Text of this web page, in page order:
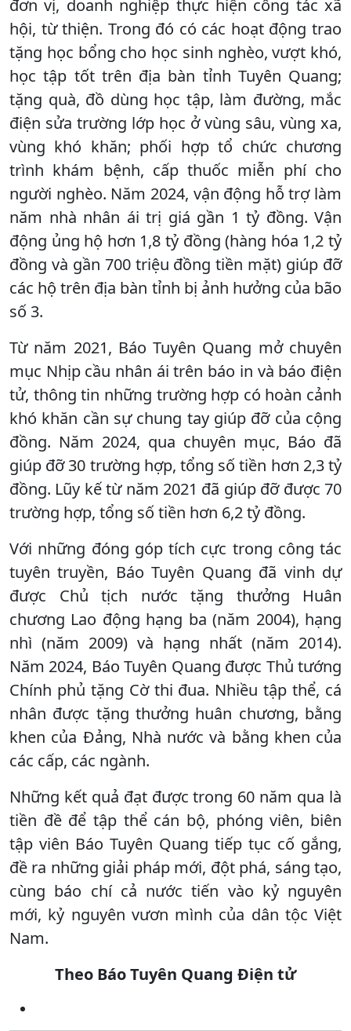
đơn vị, doanh nghiệp thực hiện công tác xã
hội, từ thiện. Trong đó có các hoạt động trao
tặng học bổng cho học sinh nghèo, vượt khó,
học tập tốt trên địa bàn tỉnh Tuyên Quang;
tặng quà, đồ dùng học tập, làm đường, mắc
điện sửa trường lớp học ở vùng sâu, vùng xa,
vùng khó khăn; phối hợp tổ chức chương
trình khám bệnh, cấp thuốc miễn phí cho
người nghèo. Năm 2024, vận động hỗ trợ làm
năm nhà nhân ái trị giá gần 1 tỷ đồng. Vận
động ủng hộ hơn 1,8 tỷ đồng (hàng hóa 1,2 tỷ
đồng và gần 700 triệu đồng tiền mặt) giúp đỡ
các hộ trên địa bàn tỉnh bị ảnh hưởng của bão
số 3.
Từ năm 2021, Báo Tuyên Quang mở chuyên
mục Nhịp cầu nhân ái trên báo in và báo điện
tử, thông tin những trường hợp có hoàn cảnh
khó khăn cần sự chung tay giúp đỡ của cộng
đồng. Năm 2024, qua chuyên mục, Báo đã
giúp đỡ 30 trường hợp, tổng số tiền hơn 2,3 tỷ
đồng. Lũy kế từ năm 2021 đã giúp đỡ được 70
trường hợp, tổng số tiền hơn 6,2 tỷ đồng.
Với những đóng góp tích cực trong công tác
tuyên truyền, Báo Tuyên Quang đã vinh dự
được Chủ tịch nước tặng thưởng Huân
chương Lao động hạng ba (năm 2004), hạng
nhì (năm 2009) và hạng nhất (năm 2014).
Năm 2024, Báo Tuyên Quang được Thủ tướng
Chính phủ tặng Cờ thi đua. Nhiều tập thể, cá
nhân được tặng thưởng huân chương, bằng
khen của Đảng, Nhà nước và bằng khen của
các cấp, các ngành.
Những kết quả đạt được trong 60 năm qua là
tiền đề để tập thể cán bộ, phóng viên, biên
tập viên Báo Tuyên Quang tiếp tục cố gắng,
đề ra những giải pháp mới, đột phá, sáng tạo,
cùng báo chí cả nước tiến vào kỷ nguyên
mới, kỷ nguyên vươn mình của dân tộc Việt
Nam.
Theo Báo Tuyên Quang Điện tử